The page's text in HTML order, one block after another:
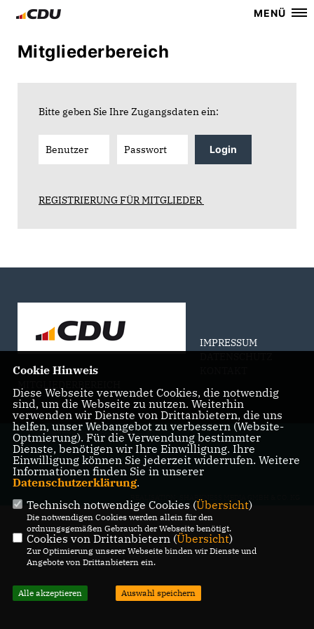
MENÜ
Mitgliederbereich
Bitte geben Sie Ihre Zugangsdaten ein:
Login
REGISTRIERUNG FÜR MITGLIEDER
IMPRESSUM
@2026 CDU-Stadtverband
Geilenkirchen
Alle Rechte vorbehalten.
REALISATION: SHARKNESS MEDIA GMBH & CO. KG
Cookie Hinweis
Diese Webseite verwendet Cookies, die notwendig
sind, um die Webseite zu nutzen. Weiterhin
verwenden wir Dienste von Drittanbietern, die uns
helfen, unser Webangebot zu verbessern (Website-
Optmierung). Für die Verwendung bestimmter
Dienste, benötigen wir Ihre Einwilligung. Ihre
Einwilligung können Sie jederzeit widerrufen. Weitere
Informationen finden Sie in unserer
Datenschutzerklärung.
Technisch notwendige Cookies (Übersicht)
Die notwendigen Cookies werden allein für den
ordnungsgemäßen Gebrauch der Webseite benötigt.
Cookies von Drittanbietern (Übersicht)
Zur Optimierung unserer Webseite binden wir Dienste und
Angebote von Drittanbietern ein.
Alle akzeptieren Auswahl speichern